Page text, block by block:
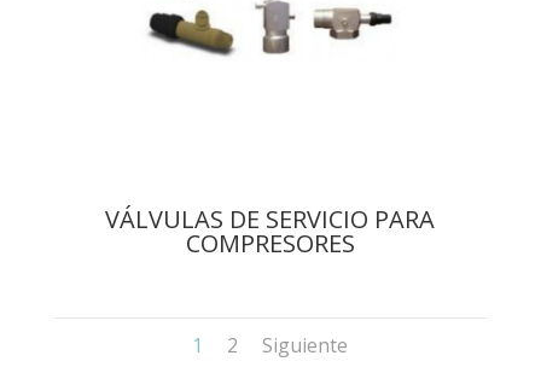
VÁLVULAS DE SERVICIO PARA
COMPRESORES
1 2 Siguiente